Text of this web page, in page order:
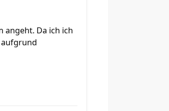
angeht. Da ich ich
aufgrund